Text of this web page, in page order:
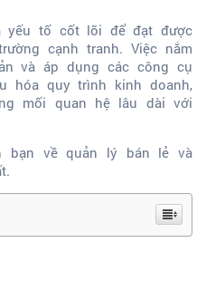
yếu tố cốt lõi để đạt được
cạnh tranh. Việc nắm
và áp dụng các công cụ
hóa quy trình kinh doanh,
mối quan hệ lâu dài với
bạn về quản lý bán lẻ và